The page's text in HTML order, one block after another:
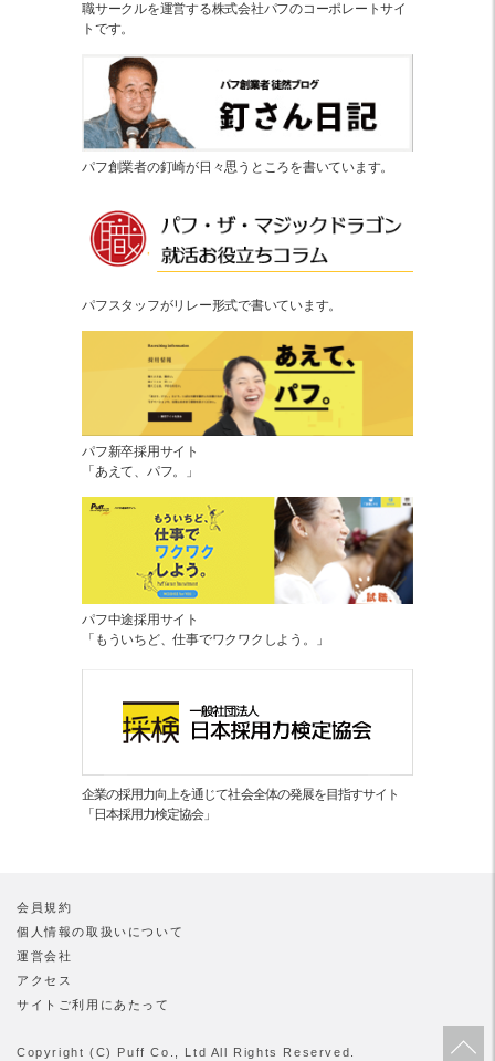
職サークルを運営する株式会社パフのコーポレートサイ
トです。
パフ創業者の釘崎が日々思うところを書いています。
パフスタッフがリレー形式で書いています。
パフ新卒採用サイト
「あえて、パフ。」
パフ中途採用サイト
「もういちど、仕事でワクワクしよう。」
企業の採用力向上を通じて社会全体の発展を目指すサイト
「日本採用力検定協会」
会員規約
個人情報の取扱いについて
運営会社
アクセス
サイトご利用にあたって
Copyright (C) Puff Co., Ltd All Rights Reserved.